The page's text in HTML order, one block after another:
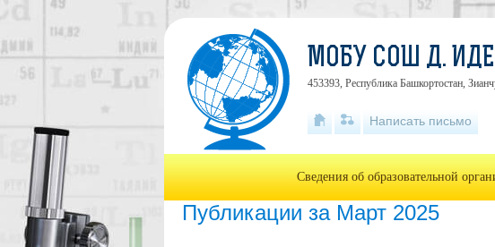
Публикации за Март 2025
МОБУ СОШ Д.
453393, Республика Башкортостан,
Написать письмо
Сведения об образовательной